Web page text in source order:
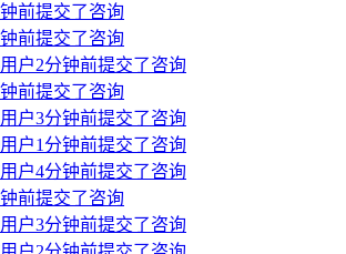
前提交了咨询
前提交了咨询
户2分钟前提交了咨询
前提交了咨询
户3分钟前提交了咨询
户1分钟前提交了咨询
户4分钟前提交了咨询
前提交了咨询
户3分钟前提交了咨询